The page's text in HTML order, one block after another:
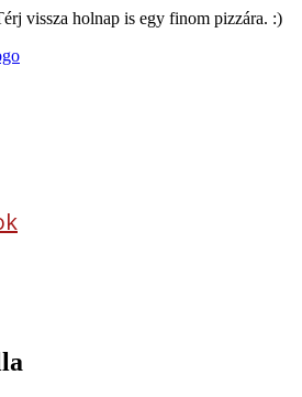
vissza holnap is egy finom pizzára. :)